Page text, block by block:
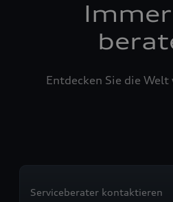
Entdecken Sie die
Serviceberater kontaktieren